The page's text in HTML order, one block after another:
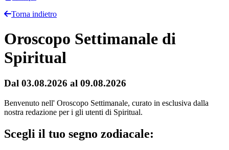
Torna indietro
Oroscopo Settimanale di
Spiritual
Dal 03.08.2026 al 09.08.2026
Benvenuto nell' Oroscopo Settimanale, curato in esclusiva dalla
nostra redazione per i gli utenti di Spiritual.
Scegli il tuo segno zodiacale: